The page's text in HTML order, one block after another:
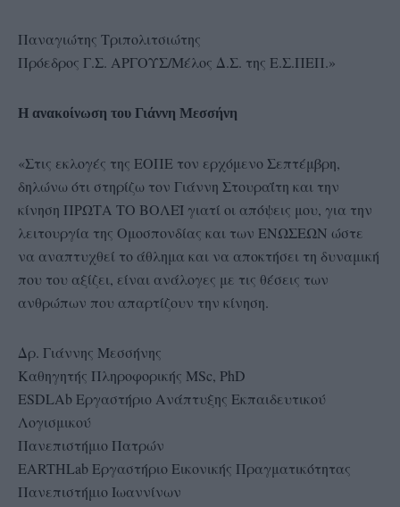
Παναγιώτης Τριπολιτσιώτης
Πρόεδρος Γ.Σ. ΑΡΓΟΥΣ/Μέλος Δ.Σ. της Ε.Σ.ΠΕΠ.»
Η ανακοίνωση του Γιάννη Μεσσήνη
«Στις εκλογές της ΕΟΠΕ τον ερχόμενο Σεπτέμβρη,
δηλώνω ότι στηρίζω τον Γιάννη Στουραΐτη και την
κίνηση ΠΡΩΤΑ ΤΟ ΒΟΛΕΪ γιατί οι απόψεις μου, για την
λειτουργία της Ομοσπονδίας και των ΕΝΩΣΕΩΝ ώστε
να αναπτυχθεί το άθλημα και να αποκτήσει τη δυναμική
που του αξίζει, είναι ανάλογες με τις θέσεις των
ανθρώπων που απαρτίζουν την κίνηση.
Δρ. Γιάννης Μεσσήνης
Καθηγητής Πληροφορικής ΜSc, PhD
ESDLAb Eργαστήριο Ανάπτυξης Εκπαιδευτικού
Λογισμικού
Πανεπιστήμιο Πατρών
EARTHLab Εργαστήριο Εικονικής Πραγματικότητας
Πανεπιστήμιο Ιωαννίνων